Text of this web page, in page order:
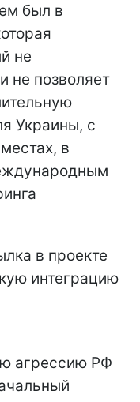
был в
не
не позволяет
Украины, с
в
в проекте
интеграцию
агрессию РФ